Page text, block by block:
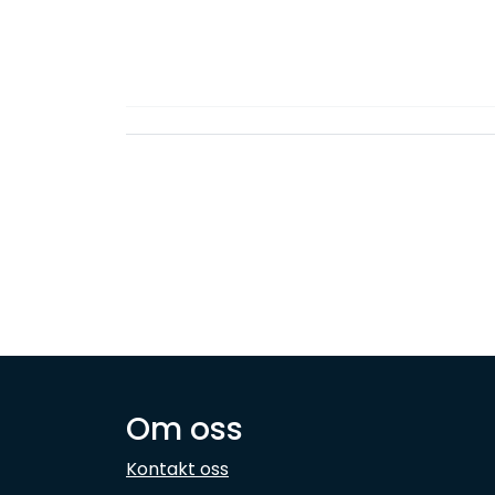
Om oss
Kontakt oss